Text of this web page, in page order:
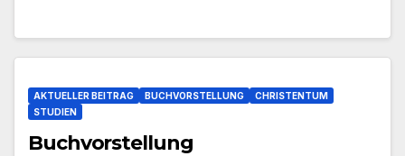
AKTUELLER BEITRAG BUCHVORSTELLUNG
CHRISTENTUM
STUDIEN
Buchvorstellung